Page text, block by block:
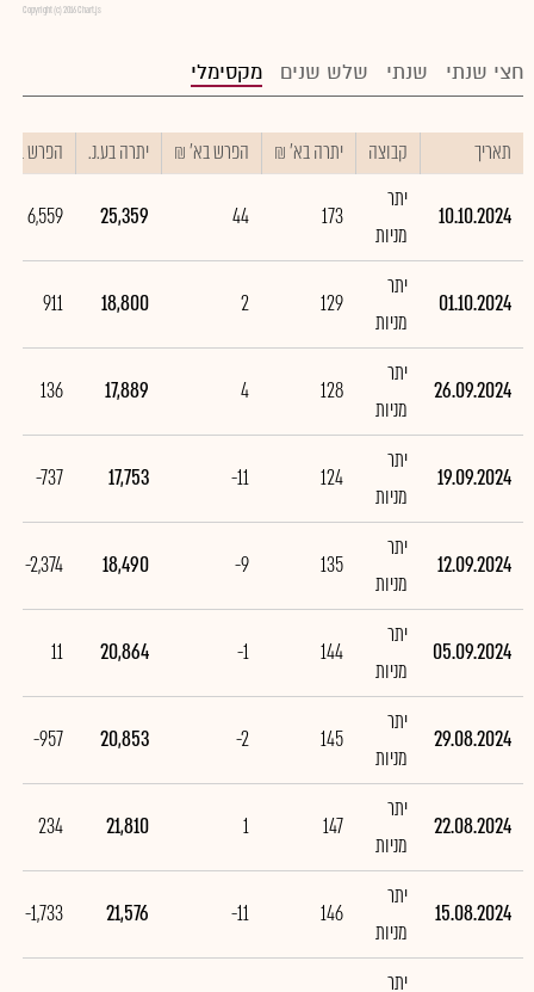
Copyright (c) 2016 Chart.js
חצי שנתי שנתי שלש שנים מקסימלי
תאריך קבוצה יתרה בא' ₪ הפרש בא' ₪ יתרה בע.נ. הפרש
10.10.2024
יתר
מניות
173
44
25,359
6,559
01.10.2024
יתר
מניות
129
2
18,800
911
26.09.2024
יתר
מניות
128
4
17,889
136
19.09.2024
יתר
מניות
124
-11
17,753
-737
12.09.2024
יתר
מניות
135
-9
18,490
-2,374
05.09.2024
יתר
מניות
144
-1
20,864
11
29.08.2024
יתר
מניות
145
-2
20,853
-957
22.08.2024
יתר
מניות
147
1
21,810
234
15.08.2024
יתר
מניות
146
-11
21,576
-1,733
יתר